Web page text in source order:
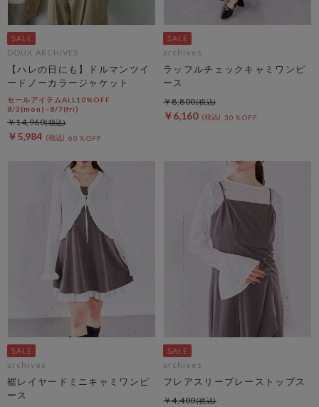
DOUX ARCHIVES
【ハレの日にも】ドルマンツイ
ードノーカラージャケット
セールアイテムALL10%OFF
8/3(mon)~8/7(fri)
￥5,984 60％OFF
￥14,960
archives
ラッフルチェックキャミワンピ
ース
￥6,160 30％OFF
￥8,800
archives
裾レイヤードミニキャミワンピ
ース
archives
フレアスリーブレーストップス
￥4,400